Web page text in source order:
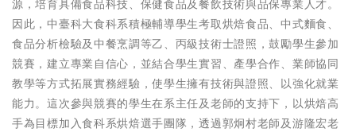
源，培育具備食品科技、保健食品及餐飲技術與品保專業人才。
因此，中臺科大食科系積極輔導學生考取烘焙食品、中式麵食、
食品分析檢驗及中餐烹調等乙、丙級技術士證照，鼓勵學生參加
競賽，建立專業自信心，並結合學生實習、產學合作、業師協同
教學等方式拓展實務經驗，使學生擁有技術與證照、以強化就業
能力。這次參與競賽的學生在系主任及老師的支持下，以烘焙高
手為目標加入食科系烘焙選手團隊，透過郭炯村老師及游隆宏老